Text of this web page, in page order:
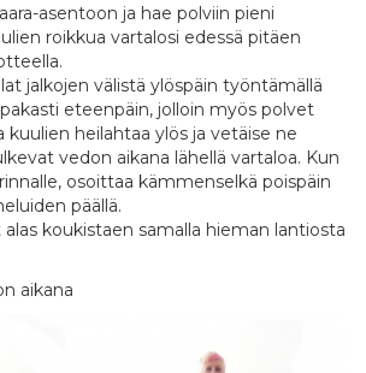
asentoon ja hae polviin pieni
roikkua vartalosi edessä pitäen
jalkojen välistä ylöspäin työntämällä
eteenpäin, jolloin myös polvet
kuulien heilahtaa ylös ja vetäise ne
vedon aikana lähellä vartaloa. Kun
osoittaa kämmenselkä poispäin
päällä.
koukistaen samalla hieman lantiosta
aikana